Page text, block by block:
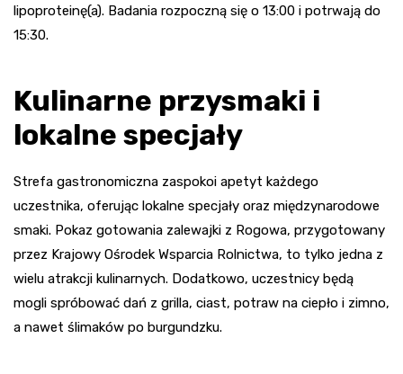
lipoproteinę(a). Badania rozpoczną się o 13:00 i potrwają do
15:30.
Kulinarne przysmaki i
lokalne specjały
Strefa gastronomiczna zaspokoi apetyt każdego
uczestnika, oferując lokalne specjały oraz międzynarodowe
smaki. Pokaz gotowania zalewajki z Rogowa, przygotowany
przez Krajowy Ośrodek Wsparcia Rolnictwa, to tylko jedna z
wielu atrakcji kulinarnych. Dodatkowo, uczestnicy będą
mogli spróbować dań z grilla, ciast, potraw na ciepło i zimno,
a nawet ślimaków po burgundzku.